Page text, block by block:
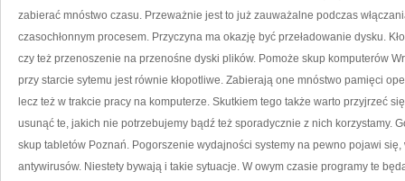
zabierać mnóstwo czasu. Przeważnie jest to już zauważalne podczas
czasochłonnym procesem. Przyczyna ma okazję być przeładowanie dysku.
czy też przenoszenie na przenośne dyski plików. Pomoże skup komputerów
przy starcie sytemu jest równie kłopotliwe. Zabierają one mnóstwo pamięci
lecz też w trakcie pracy na komputerze. Skutkiem tego także warto przyjrzeć
usunąć te, jakich nie potrzebujemy bądź też sporadycznie z nich korzystamy.
skup tabletów Poznań. Pogorszenie wydajności systemy na pewno pojawi
antywirusów. Niestety bywają i takie sytuacje. W owym czasie programy te